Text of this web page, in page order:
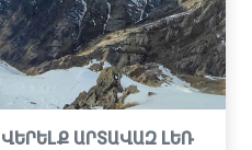
ՎԵՐԵԼՔ ԱՐՏԱՎԱԶ ԼԵՌ